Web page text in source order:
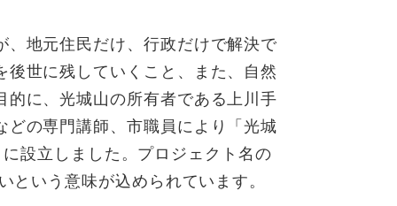
地元住民だけ、行政だけで解決で
世に残していくこと、また、自然
に、光城山の所有者である上川手
の専門講師、市職員により「光城
設立しました。プロジェクト名の
いう意味が込められています。